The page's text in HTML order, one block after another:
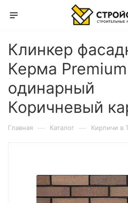
Клинкер
Керма
одинарный
Коричневый
Главная — Каталог — Кирпичи в